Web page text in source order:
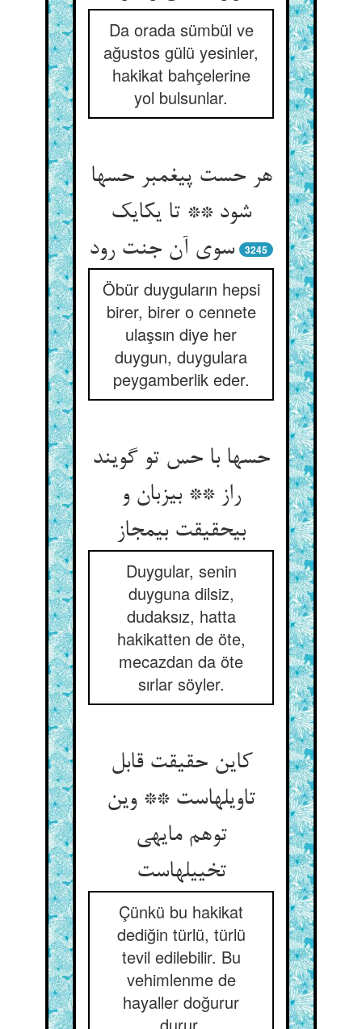
Da orada sümbül ve
ağustos gülü yesinler,
hakikat bahçelerine
yol bulsunlar.
هر حست پیغمبر حسها
شود ** تا یکایک
سوی آن جنت رود
3245
Öbür duyguların hepsi
birer, birer o cennete
ulaşsın diye her
duygun, duygulara
peygamberlik eder.
حسها با حس تو گویند
راز ** بی‏زبان و
بی‏حقیقت بی‏مجاز
Duygular, senin
duyguna dilsiz,
dudaksız, hatta
hakikatten de öte,
mecazdan da öte
sırlar söyler.
کاین حقیقت قابل
تاویلهاست ** وین
توهم مایه‏ی
تخییلهاست‏
Çünkü bu hakikat
dediğin türlü, türlü
tevil edilebilir. Bu
vehimlenme de
hayaller doğurur